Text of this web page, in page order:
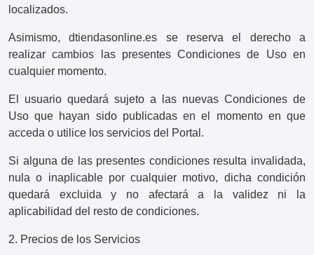
localizados.
Asimismo, dtiendasonline.es se reserva el derecho a
realizar cambios las presentes Condiciones de Uso en
cualquier momento.
El usuario quedará sujeto a las nuevas Condiciones de
Uso que hayan sido publicadas en el momento en que
acceda o utilice los servicios del Portal.
Si alguna de las presentes condiciones resulta invalidada,
nula o inaplicable por cualquier motivo, dicha condición
quedará excluida y no afectará a la validez ni la
aplicabilidad del resto de condiciones.
2. Precios de los Servicios